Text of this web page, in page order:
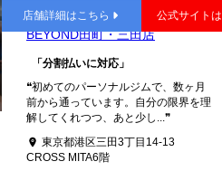
田町
BEYOND田町・三田店
「分割払いに対応」
❝初めてのパーソナルジムで、数ヶ月
前から通っています。自分の限界を理
解してくれつつ、あと少し...❞
東京都港区三田3丁目14-13
CROSS MITA6階
店舗詳細はこちら 公式サイト